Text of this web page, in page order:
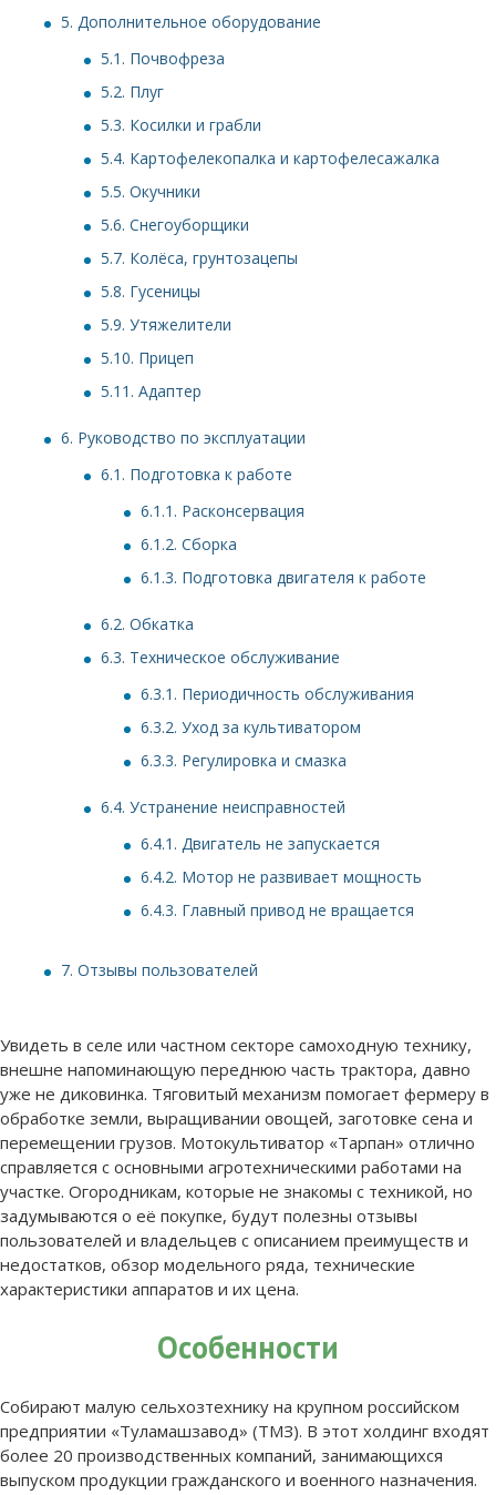
5. Дополнительное оборудование
5.1. Почвофреза
5.2. Плуг
5.3. Косилки и грабли
5.4. Картофелекопалка и картофелесажалка
5.5. Окучники
5.6. Снегоуборщики
5.7. Колёса, грунтозацепы
5.8. Гусеницы
5.9. Утяжелители
5.10. Прицеп
5.11. Адаптер
6. Руководство по эксплуатации
6.1. Подготовка к работе
6.1.1. Расконсервация
6.1.2. Сборка
6.1.3. Подготовка двигателя к работе
6.2. Обкатка
6.3. Техническое обслуживание
6.3.1. Периодичность обслуживания
6.3.2. Уход за культиватором
6.3.3. Регулировка и смазка
6.4. Устранение неисправностей
6.4.1. Двигатель не запускается
6.4.2. Мотор не развивает мощность
6.4.3. Главный привод не вращается
7. Отзывы пользователей
Увидеть в селе или частном секторе самоходную технику,
внешне напоминающую переднюю часть трактора, давно
уже не диковинка. Тяговитый механизм помогает фермеру в
обработке земли, выращивании овощей, заготовке сена и
перемещении грузов. Мотокультиватор «Тарпан» отлично
справляется с основными агротехническими работами на
участке. Огородникам, которые не знакомы с техникой, но
задумываются о её покупке, будут полезны отзывы
пользователей и владельцев с описанием преимуществ и
недостатков, обзор модельного ряда, технические
характеристики аппаратов и их цена.
Особенности
Собирают малую сельхозтехнику на крупном российском
предприятии «Туламашзавод» (ТМЗ). В этот холдинг входят
более 20 производственных компаний, занимающихся
выпуском продукции гражданского и военного назначения.